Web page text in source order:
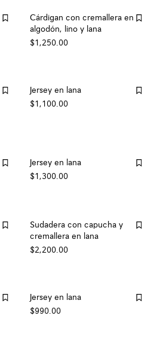
Cárdigan con cremallera en
algodón, lino y lana
$1,250.00
Jersey en lana
$1,100.00
Jersey en lana
$1,300.00
Sudadera con capucha y
cremallera en lana
$2,200.00
Jersey en lana
$990.00